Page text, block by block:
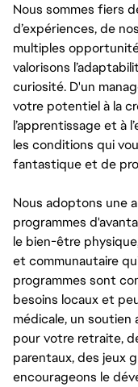
Nous sommes fiers
d’expériences, de
multiples
valorisons
curiosité. D'un
votre potentiel à la
l’apprentissage et à
les conditions qui
fantastique et de
Nous adoptons une
programmes
le bien-être
et communautaire
programmes sont
besoins locaux et
médicale, un
pour votre retraite,
parentaux, des jeux
encourageons le